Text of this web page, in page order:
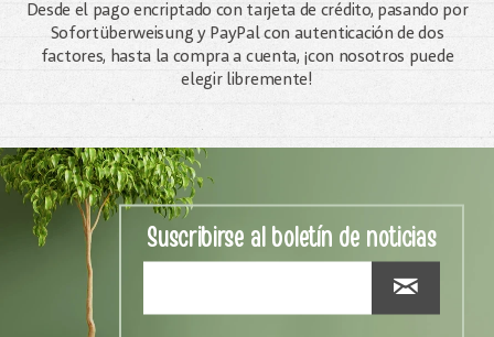
Desde el pago encriptado con tarjeta de crédito, pasando por
Sofortüberweisung y PayPal con autenticación de dos
factores, hasta la compra a cuenta, ¡con nosotros puede
elegir libremente!
Suscribirse al boletín de noticias